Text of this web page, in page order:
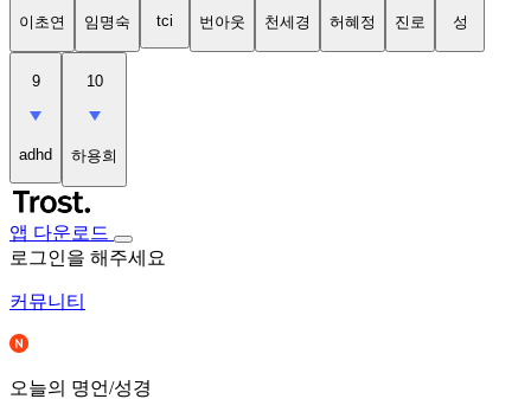
이초연 임명숙 tci 번아웃 천세경 허혜정 진로 성
9
adhd
10
하용희
앱 다운로드
로그인을 해주세요
커뮤니티
오늘의 명언/성경